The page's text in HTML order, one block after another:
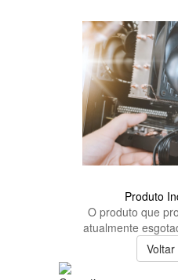
Produto
O produto que
atualmente